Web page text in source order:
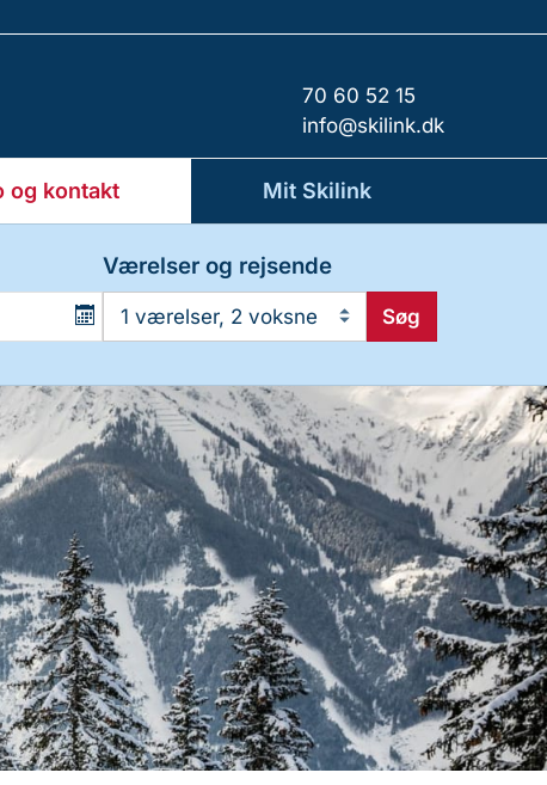
70 60 52 15
info@skilink.dk
og kontakt Mit Skilink
Værelser og rejsende
1 værelser, 2 voksne Søg